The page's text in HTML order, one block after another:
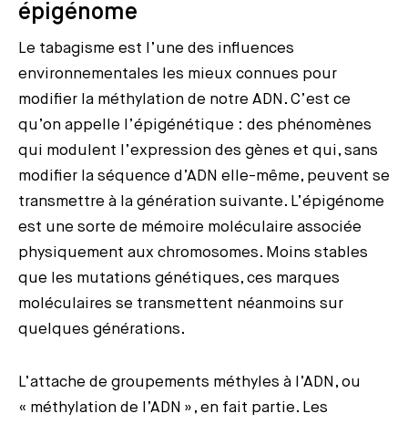
épigénome
Le tabagisme est l’une des influences
environnementales les mieux connues pour
modifier la méthylation de notre ADN. C’est ce
qu’on appelle l’épigénétique : des phénomènes
qui modulent l’expression des gènes et qui, sans
modifier la séquence d’ADN elle-même, peuvent se
transmettre à la génération suivante. L’épigénome
est une sorte de mémoire moléculaire associée
physiquement aux chromosomes. Moins stables
que les mutations génétiques, ces marques
moléculaires se transmettent néanmoins sur
quelques générations.
L’attache de groupements méthyles à l’ADN, ou
« méthylation de l’ADN », en fait partie. Les